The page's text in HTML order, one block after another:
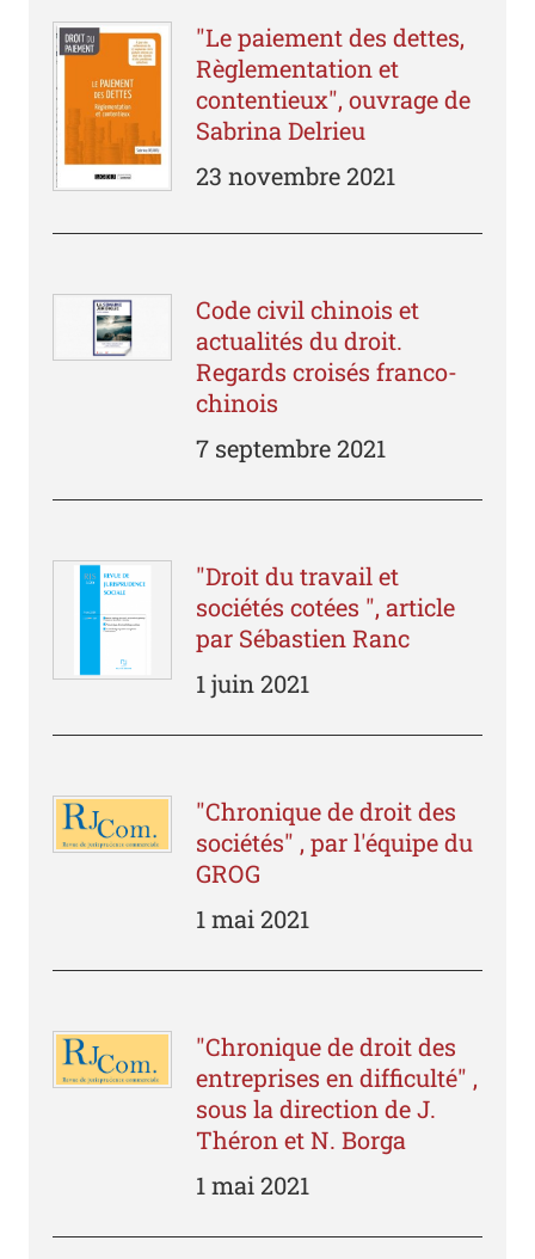
"Le paiement des dettes,
Règlementation et
contentieux", ouvrage de
Sabrina Delrieu
23 novembre 2021
Code civil chinois et
actualités du droit.
Regards croisés franco-
chinois
7 septembre 2021
"Droit du travail et
sociétés cotées ", article
par Sébastien Ranc
1 juin 2021
"Chronique de droit des
sociétés" , par l'équipe du
GROG
1 mai 2021
"Chronique de droit des
entreprises en difficulté" ,
sous la direction de J.
Théron et N. Borga
1 mai 2021